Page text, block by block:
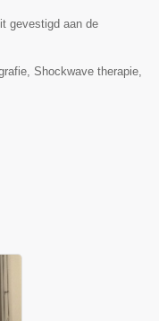
gevestigd aan de
Shockwave therapie,